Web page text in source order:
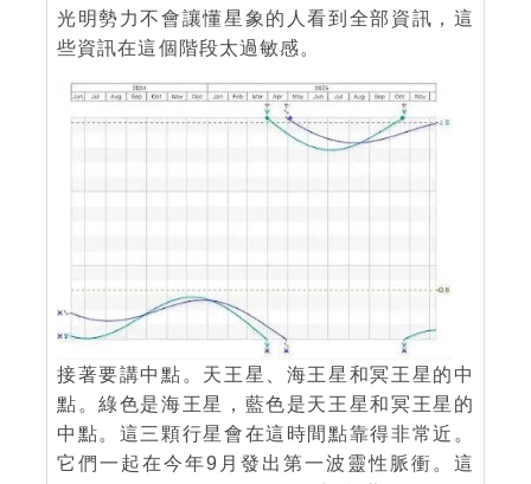
光明勢力不會讓懂星象的人看到全部資訊，這
些資訊在這個階段太過敏感。
接著要講中點。天王星、海王星和冥王星的中
點。綠色是海王星，藍色是天王星和冥王星的
中點。這三顆行星會在這時間點靠得非常近。
它們一起在今年9月發出第一波靈性脈衝。這